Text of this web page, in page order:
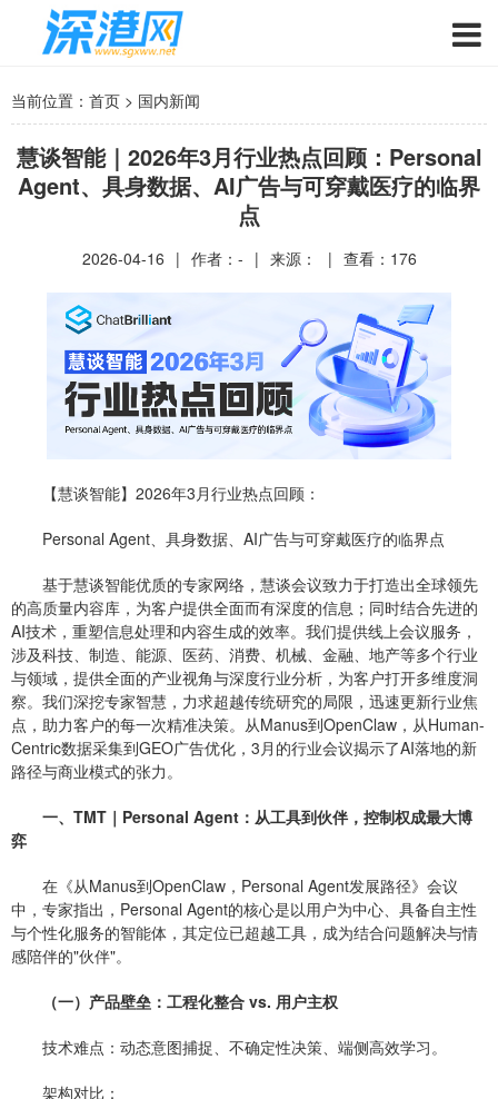
当前位置： 首页 > 国内新闻
慧谈智能｜2026年3月行业热点回顾：Personal
Agent、具身数据、AI广告与可穿戴医疗的临界
点
2026-04-16 | 作者：- | 来源： | 查看： 176
【慧谈智能】2026年3月行业热点回顾：
Personal Agent、具身数据、AI广告与可穿戴医疗的临界点
基于慧谈智能优质的专家网络，慧谈会议致力于打造出全球领先
的高质量内容库，为客户提供全面而有深度的信息；同时结合先进的
AI技术，重塑信息处理和内容生成的效率。我们提供线上会议服务，
涉及科技、制造、能源、医药、消费、机械、金融、地产等多个行业
与领域，提供全面的产业视角与深度行业分析，为客户打开多维度洞
察。我们深挖专家智慧，力求超越传统研究的局限，迅速更新行业焦
点，助力客户的每一次精准决策。从Manus到OpenClaw，从Human-
Centric数据采集到GEO广告优化，3月的行业会议揭示了AI落地的新
路径与商业模式的张力。
一、TMT｜Personal Agent：从工具到伙伴，控制权成最大博
弈
在《从Manus到OpenClaw，Personal Agent发展路径》会议
中，专家指出，Personal Agent的核心是以用户为中心、具备自主性
与个性化服务的智能体，其定位已超越工具，成为结合问题解决与情
感陪伴的"伙伴"。
（一）产品壁垒：工程化整合 vs. 用户主权
技术难点：动态意图捕捉、不确定性决策、端侧高效学习。
架构对比：